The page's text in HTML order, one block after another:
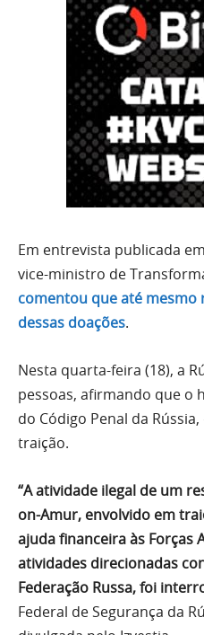
Em entrevista publicada
vice-ministro de
comentou que até mesmo
dessas doações.
Nesta quarta-feira (18), a
pessoas, afirmando que o
do Código Penal da
traição.
“A atividade ilegal de um
on-Amur, envolvido em
ajuda financeira às Forças
atividades direcionadas
Federação Russa, foi
Federal de Segurança da